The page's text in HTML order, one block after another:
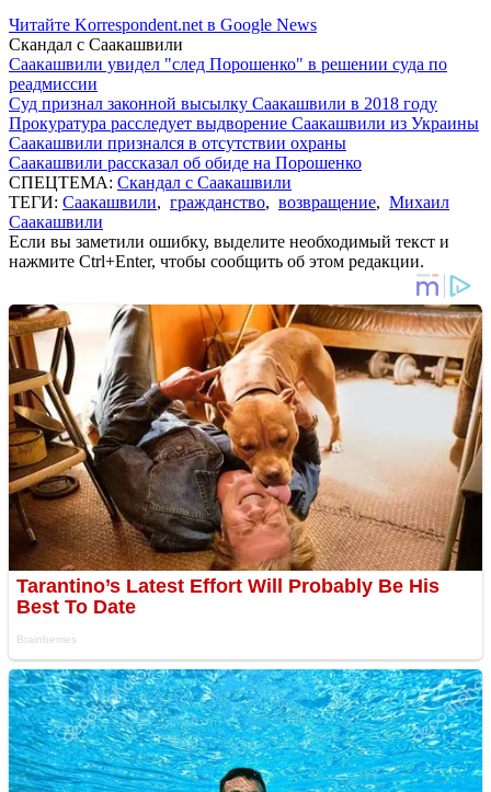
Читайте Korrespondent.net в Google News
Скандал с Саакашвили
Саакашвили увидел "след Порошенко" в решении суда по
реадмиссии
Суд признал законной высылку Саакашвили в 2018 году
Прокуратура расследует выдворение Саакашвили из Украины
Саакашвили признался в отсутствии охраны
Саакашвили рассказал об обиде на Порошенко
СПЕЦТЕМА: Скандал с Саакашвили
ТЕГИ: Саакашвили, гражданство, возвращение, Михаил
Саакашвили
Если вы заметили ошибку, выделите необходимый текст и
нажмите Ctrl+Enter, чтобы сообщить об этом редакции.